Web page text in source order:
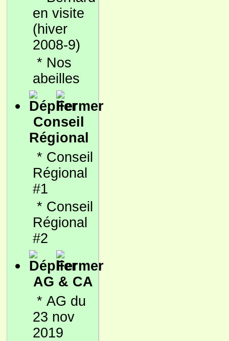
en visite
(hiver
2008-9)
* Nos
abeilles
Conseil
Régional
* Conseil
Régional
#1
* Conseil
Régional
#2
AG & CA
* AG du
23 nov
2019